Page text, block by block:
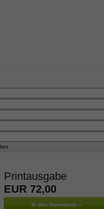
Printausgabe
EUR 72,00